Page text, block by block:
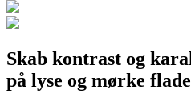
Skab kontrast og
på lyse og mørke